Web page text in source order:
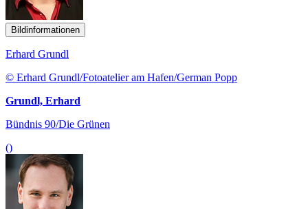
Bildinformationen
Erhard Grundl
© Erhard Grundl/Fotoatelier am Hafen/German Popp
Grundl, Erhard
Bündnis 90/Die Grünen
()